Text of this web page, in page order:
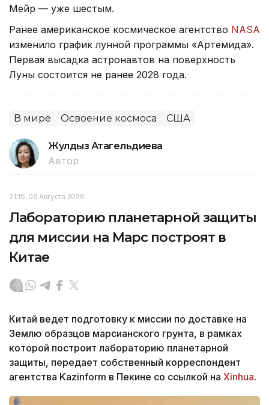
Мейр — уже шестым.
Ранее американское космическое агентство NASA
изменило график лунной программы «Артемида».
Первая высадка астронавтов на поверхность
Луны состоится не ранее 2028 года.
В мире Освоение космоса США
Жулдыз Атагельдиева
Автор
21:16, 06 Августа 2026
Лабораторию планетарной защиты
для миссии на Марс построят в
Китае
Китай ведет подготовку к миссии по доставке на
Землю образцов марсианского грунта, в рамках
которой построит лабораторию планетарной
защиты, передает собственный корреспондент
агентства Kazinform в Пекине со ссылкой на Xinhua.